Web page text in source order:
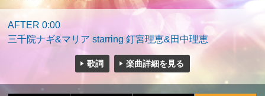
AFTER 0:00
三千院ナギ&マリア starring 釘宮理恵&田中理恵
歌詞 楽曲詳細を見る